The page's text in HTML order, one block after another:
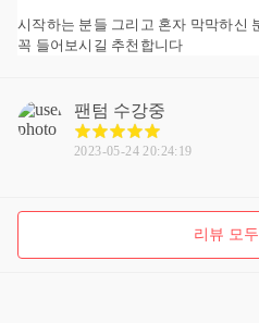
시작하는 분들 그리고 혼자 막막하신
꼭 들어보시길 추천합니다
팬텀 수강중
2023-05-24 20:24:19
리뷰 모